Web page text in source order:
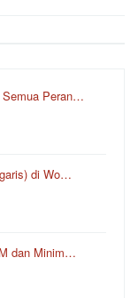
Semua Peran…
di Wo…
dan Minim…